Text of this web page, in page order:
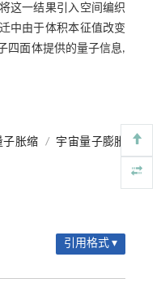
这一结果引入空间编织
中由于体积本征值改变
四面体提供的量子信息,
子胀缩 /
宇宙量子膨胀
引用格式 ▾